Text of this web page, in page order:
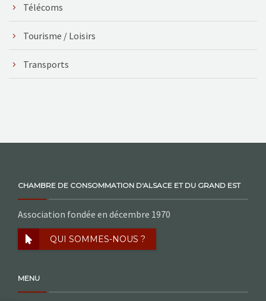
Télécoms
Tourisme / Loisirs
Transports
CHAMBRE DE CONSOMMATION D'ALSACE ET DU GRAND EST
Association fondée en décembre 1970
QUI SOMMES-NOUS ?
MENU